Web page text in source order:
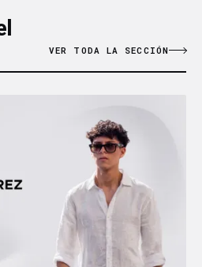
VER TODA LA SECCIÓN